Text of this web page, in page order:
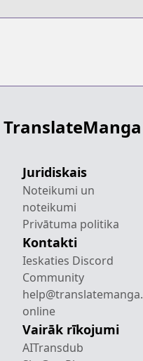
TranslateManga
Juridiskais
Noteikumi un
noteikumi
Privātuma politika
Kontakti
Ieskaties Discord
Community
help@translatemanga.
online
Vairāk rīkojumi
AITransdub